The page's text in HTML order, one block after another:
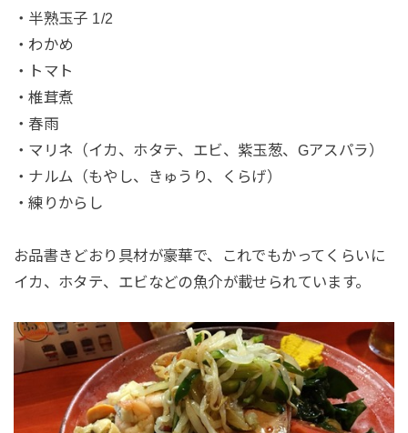
・半熟玉子 1/2
・わかめ
・トマト
・椎茸煮
・春雨
・マリネ（イカ、ホタテ、エビ、紫玉葱、Gアスパラ）
・ナルム（もやし、きゅうり、くらげ）
・練りからし
お品書きどおり具材が豪華で、これでもかってくらいに
イカ、ホタテ、エビなどの魚介が載せられています。